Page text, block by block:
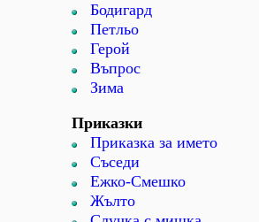
Бодигард
Петльо
Герой
Въпрос
Зима
Приказки
Приказка за името
Съседи
Ежко-Смешко
Жълто